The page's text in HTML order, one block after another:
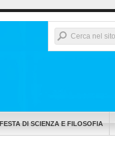
FESTA DI SCIENZA E FILOSOFIA